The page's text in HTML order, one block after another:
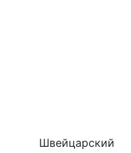
Швейцарский